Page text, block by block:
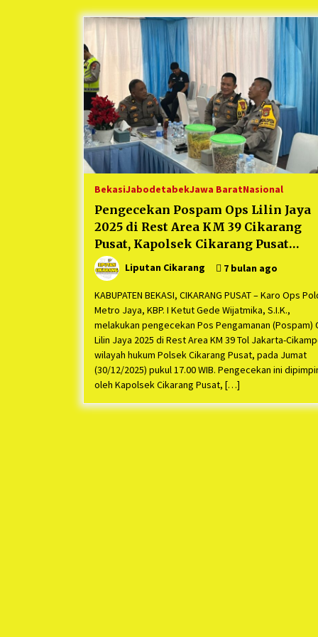
Berjalan Sukses
5 bulan ago
Kartini Penggerak Lingkungan dari
Sampah Bukit Berlian
1 tahun ago
Ucapan Terimakasih Ketua Umum
Jurpala Indonesia dan KOSMI
Indonesia Atas Respon Cepat Polres
Metro Bekasi dan Polsek Cikarang
Timur yang Tangkap Oknum Ormas
Terkait Pengusiran Pendirian
1 tahun ago
BekasiJabodetabekJawa BaratNasional
Pengecekan Pospam Ops Lilin Jaya
2025 di Rest Area KM 39 Cikarang
Pusat, Kapolsek Cikarang Pusat
Pastikan : “Keamanan Liburan
Liputan Cikarang 7 bulan ago
KABUPATEN BEKASI, CIKARANG PUSAT – Karo Ops
Metro Jaya, KBP. I Ketut Gede Wijatmika, S.I.K.,
melakukan pengecekan Pos Pengamanan (Pospam)
Lilin Jaya 2025 di Rest Area KM 39 Tol Jakarta-
wilayah hukum Polsek Cikarang Pusat, pada Jumat
(30/12/2025) pukul 17.00 WIB. Pengecekan ini
oleh Kapolsek Cikarang Pusat, […]